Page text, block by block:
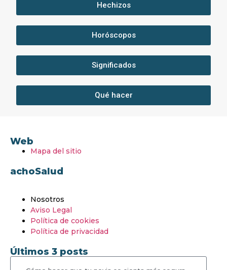
Hechizos
Horóscopos
Significados
Qué hacer
Web
Mapa del sitio
achoSalud
Nosotros
Aviso Legal
Política de cookies
Política de privacidad
Últimos 3 posts